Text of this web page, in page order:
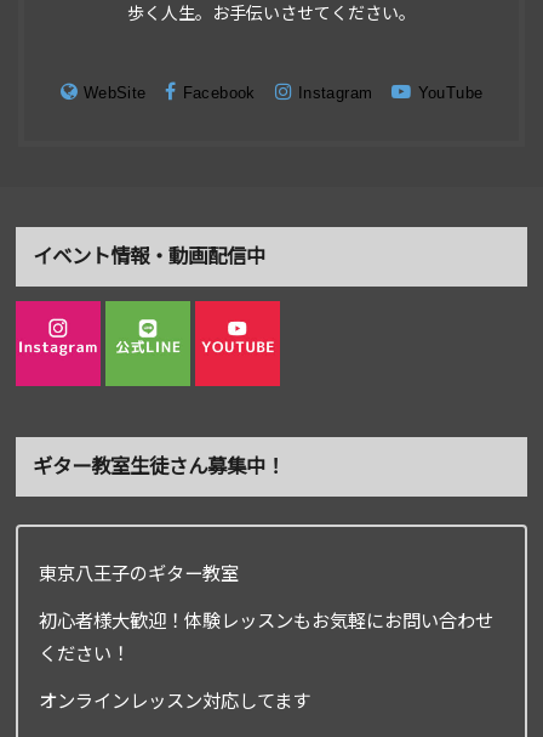
歩く人生。お手伝いさせてください。
WebSite Facebook Instagram YouTube
イベント情報・動画配信中
ギター教室生徒さん募集中！
東京八王子のギター教室
初心者様大歓迎！体験レッスンもお気軽にお問い合わせ
ください！
オンラインレッスン対応してます